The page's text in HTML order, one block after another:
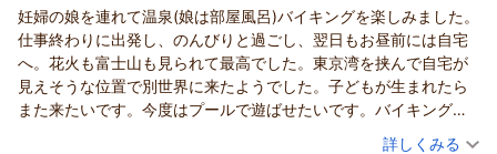
一方で、スパ屋外の自動販売機につきましては、ご不便をおか
けし申し訳ございませんでした。
両替のためにフロントまでお越しいただくお手間をかけさせて
しまったこと、心よりお詫び申し上げます。
お客様からいただいた貴重なご意見は、今後のサービス向上の
いなので、また是非3世代で伺いたいと思います。
強いて言えば、お部屋のお風呂が温泉では無かったのが残念でし
た。
龍宮城スパ・ホテル三日月 富士見亭からの返信
ピピ 様
この度は、当ホテルをご利用いただき誠にありがとうございま
した。
ご家族三世代での大切なご旅行に当館をお選びいただけました
妊婦の娘を連れて温泉(娘は部屋風呂)バイキングを楽しみました。
仕事終わりに出発し、のんびりと過ごし、翌日もお昼前には自宅
へ。花火も富士山も見られて最高でした。東京湾を挟んで自宅が
見えそうな位置で別世界に来たようでした。子どもが生まれたら
また来たいです。今度はプールで遊ばせたいです。バイキングの
品数が多くアルコール飲み放題、welcomeドリンクにビールあ
（投稿日：2026/05/31）
詳しくみる